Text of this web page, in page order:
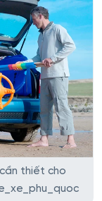
thiết cho